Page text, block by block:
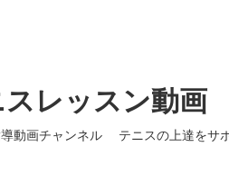
スレッスン動画
動画チャンネル テニスの上達を